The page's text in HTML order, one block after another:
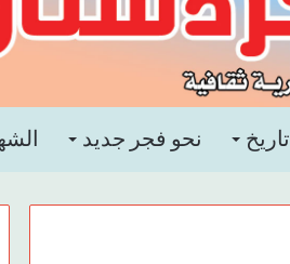
تاريخ نحو فجر جديد